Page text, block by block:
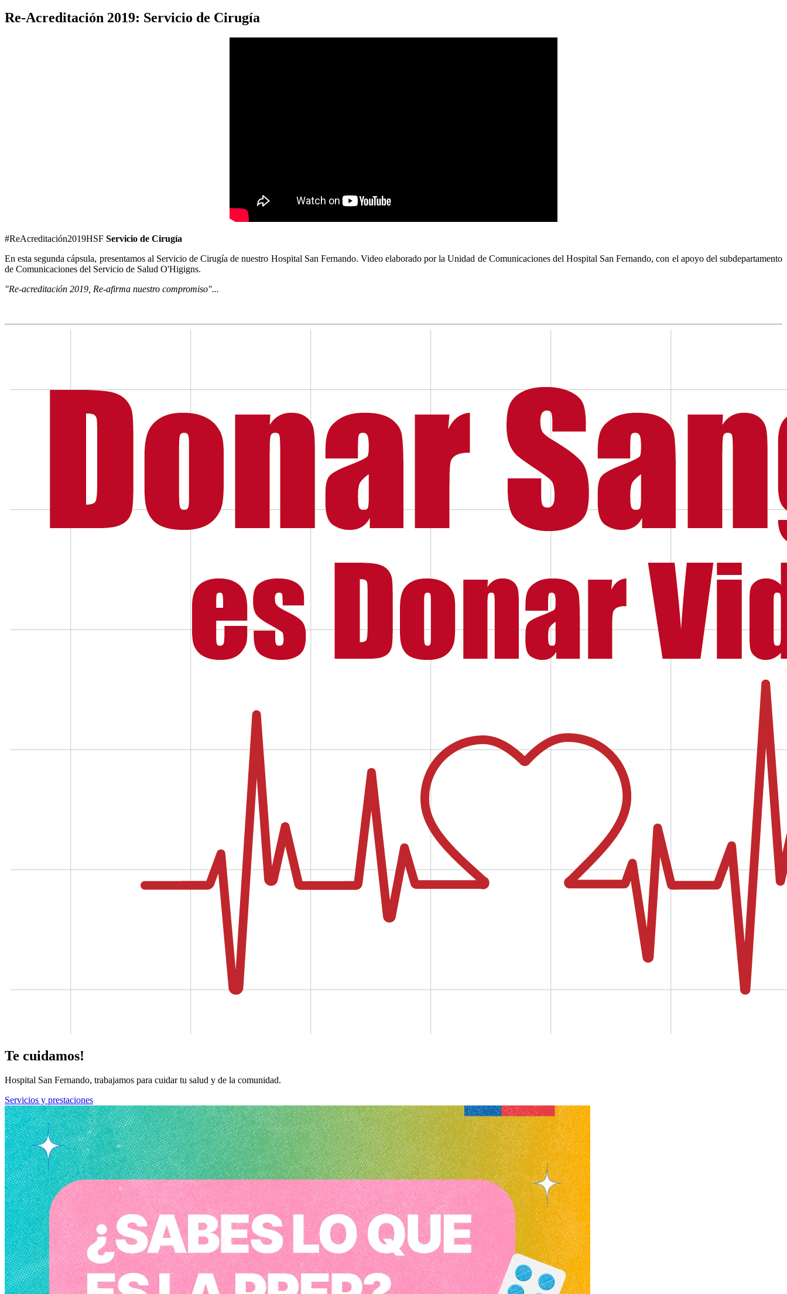
Re-Acreditación 2019: Servicio de Cirugía
#ReAcreditación2019HSF Servicio de Cirugía
En esta segunda cápsula, presentamos al Servicio de Cirugía de nuestro Hospital San Fernando. Video elaborado por la Unidad de Comunicaciones del Hospital San Fernando, con el apoyo del subdepartamento
de Comunicaciones del Servicio de Salud O'Higigns.
"Re-acreditación 2019, Re-afirma nuestro compromiso"...
Te cuidamos!
Hospital San Fernando, trabajamos para cuidar tu salud y de la comunidad.
Servicios y prestaciones